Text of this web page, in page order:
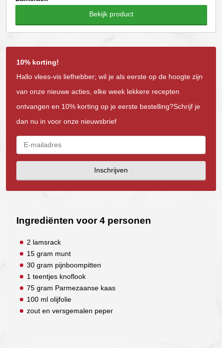
Bekijk product
10% korting!
Hallo vlees-vis liefhebber; wil je als eerste op de hoogte zijn
van onze nieuwe acties, elke week lekkere recepten
ontvangen en 10% korting op je eerste bestelling?Schrijf je
dan nu in voor onze nieuwsbrief
Inschrijven
Ingrediënten voor 4 personen
2 lamsrack
15 gram munt
30 gram pijnboompitten
1 teentjes knoflook
75 gram Parmezaanse kaas
100 ml olijfolie
zout en versgemalen peper